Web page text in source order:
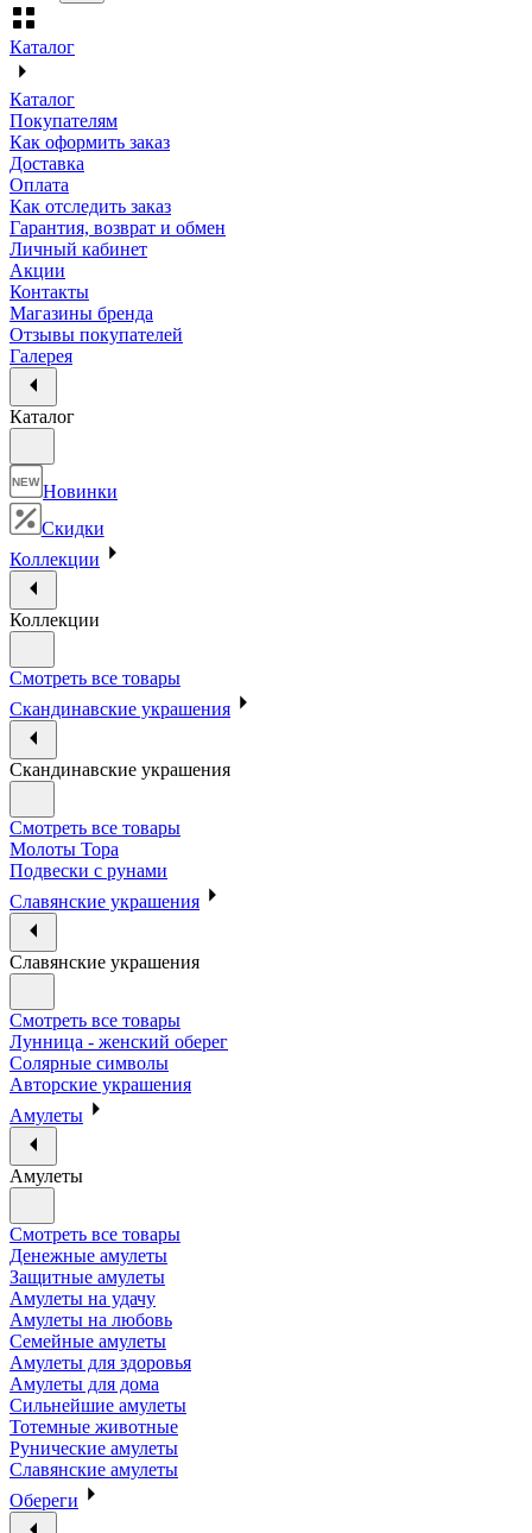
Каталог
Каталог
Покупателям
Как оформить заказ
Доставка
Оплата
Как отследить заказ
Гарантия, возврат и обмен
Личный кабинет
Акции
Контакты
Магазины бренда
Отзывы покупателей
Галерея
Каталог
NEW Новинки
Скидки
Коллекции
Коллекции
Смотреть все товары
Скандинавские украшения
Скандинавские украшения
Смотреть все товары
Молоты Тора
Подвески с рунами
Славянские украшения
Славянские украшения
Смотреть все товары
Лунница - женский оберег
Солярные символы
Авторские украшения
Амулеты
Амулеты
Смотреть все товары
Денежные амулеты
Защитные амулеты
Амулеты на удачу
Амулеты на любовь
Семейные амулеты
Амулеты для здоровья
Амулеты для дома
Сильнейшие амулеты
Тотемные животные
Рунические амулеты
Славянские амулеты
Обереги